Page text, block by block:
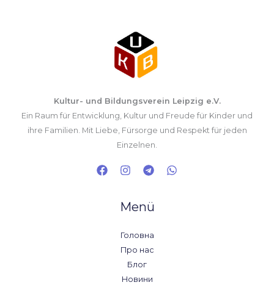
Kultur- und Bildungsverein Leipzig e.V.
Ein Raum für Entwicklung, Kultur und Freude für Kinder und
ihre Familien. Mit Liebe, Fürsorge und Respekt für jeden
Einzelnen.
Menü
Головна
Про нас
Блог
Новини